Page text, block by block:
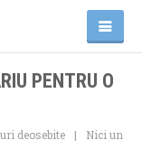
PENTRU O
deosebite
Nici un